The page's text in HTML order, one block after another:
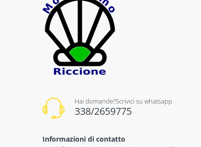
Hai domande?Scrivici su whatsapp
338/2659775
Informazioni di contatto